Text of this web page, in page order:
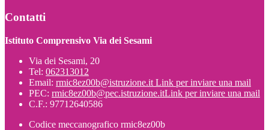
Contatti
Istituto Comprensivo Via dei Sesami
Via dei Sesami, 20
Tel: 062313012
Email: rmic8ez00b@istruzione.it Link per inviare una mail
PEC: rmic8ez00b@pec.istruzione.itLink per inviare una mail
C.F.: 97712640586
Codice meccanografico rmic8ez00b